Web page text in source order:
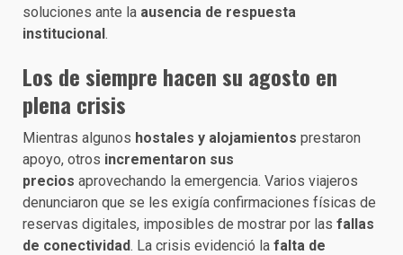
soluciones ante la ausencia de respuesta
institucional.
Los de siempre hacen su agosto en
plena crisis
Mientras algunos hostales y alojamientos prestaron
apoyo, otros incrementaron sus
precios aprovechando la emergencia. Varios viajeros
denunciaron que se les exigía confirmaciones físicas de
reservas digitales, imposibles de mostrar por las fallas
de conectividad. La crisis evidenció la falta de